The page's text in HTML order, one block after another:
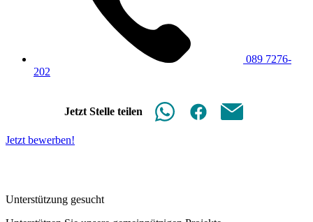
089 7276-
202
Jetzt Stelle teilen
Jetzt bewerben!
Unterstützung gesucht